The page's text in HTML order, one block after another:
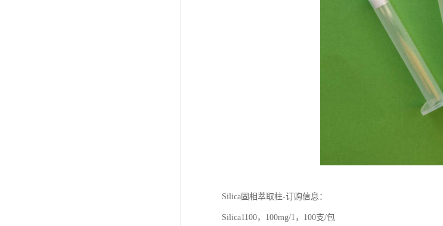
Silica固相萃取柱-订购信息：
Silica1100，100mg/1，100支/包